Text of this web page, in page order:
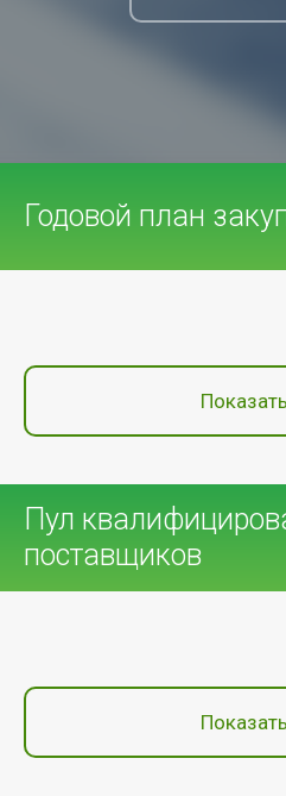
Годовой план
Пул
поставщиков